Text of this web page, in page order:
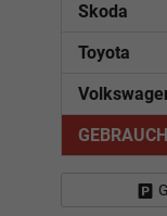
Skoda
Toyota